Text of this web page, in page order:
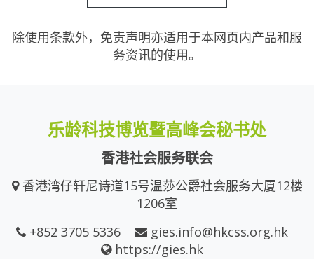
除使用条款外， 免责声明亦适用于本网页内产品和服
务资讯的使用。
乐龄科技博览暨高峰会秘书处
香港社会服务联会
香港湾仔轩尼诗道15号温莎公爵社会服务大厦12楼
1206室
+852 3705 5336
gies.info@hkcss.org.hk
https://gies.hk